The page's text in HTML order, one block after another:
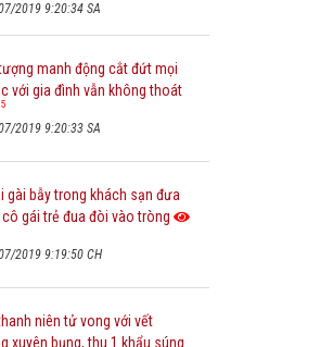
2019 9:20:34 SA
manh động cắt đứt mọi
với gia đình vẫn không thoát
2019 9:20:33 SA
gài bẫy trong khách sạn đưa
gái trẻ đua đòi vào tròng
2019 9:19:50 CH
niên tử vong với vết
xuyên bụng, thu 1 khẩu súng